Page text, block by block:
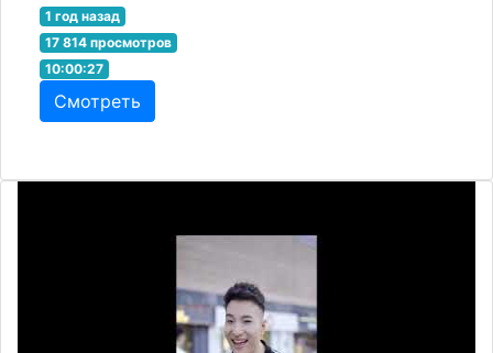
1 год назад
17 814 просмотров
10:00:27
Смотреть